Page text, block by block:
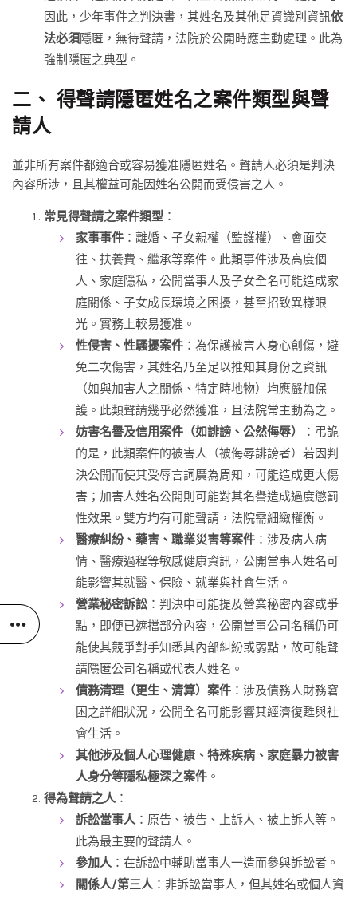
因此，少年事件之判決書，其姓名及其他足資識別資訊依
法必須隱匿，無待聲請，法院於公開時應主動處理。此為
強制隱匿之典型。
二、 得聲請隱匿姓名之案件類型與聲
請人
並非所有案件都適合或容易獲准隱匿姓名。聲請人必須是判決
內容所涉，且其權益可能因姓名公開而受侵害之人。
常見得聲請之案件類型 ：
家事事件 ：離婚、子女親權（監護權）、會面交
往、扶養費、繼承等案件。此類事件涉及高度個
人、家庭隱私，公開當事人及子女全名可能造成家
庭關係、子女成長環境之困擾，甚至招致異樣眼
光。實務上較易獲准。
性侵害、性騷擾案件 ：為保護被害人身心創傷，避
免二次傷害，其姓名乃至足以推知其身份之資訊
（如與加害人之關係、特定時地物）均應嚴加保
護。此類聲請幾乎必然獲准，且法院常主動為之。
妨害名譽及信用案件（如誹謗、公然侮辱）
：弔詭
的是，此類案件的被害人（被侮辱誹謗者）若因判
決公開而使其受辱言詞廣為周知，可能造成更大傷
害；加害人姓名公開則可能對其名譽造成過度懲罰
性效果。雙方均有可能聲請，法院需細緻權衡。
醫療糾紛、藥害、職業災害等案件 ：涉及病人病
情、醫療過程等敏感健康資訊，公開當事人姓名可
能影響其就醫、保險、就業與社會生活。
營業秘密訴訟 ：判決中可能提及營業秘密內容或爭
點，即便已遮擋部分內容，公開當事公司名稱仍可
能使其競爭對手知悉其內部糾紛或弱點，故可能聲
請隱匿公司名稱或代表人姓名。
債務清理（更生、清算）案件 ：涉及債務人財務窘
困之詳細狀況，公開全名可能影響其經濟復甦與社
會生活。
其他涉及個人心理健康、特殊疾病、家庭暴力被害
人身分等隱私極深之案件 。
得為聲請之人 ：
訴訟當事人 ：原告、被告、上訴人、被上訴人等。
此為最主要的聲請人。
參加人 ：在訴訟中輔助當事人一造而參與訴訟者。
關係人/第三人 ：非訴訟當事人，但其姓名或個人資